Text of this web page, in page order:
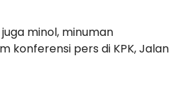
minol, minuman
konferensi pers di KPK, Jalan